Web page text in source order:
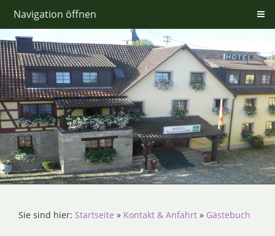
Navigation öffnen
Sie sind hier: Startseite » Kontakt & Anfahrt » Gästebuch